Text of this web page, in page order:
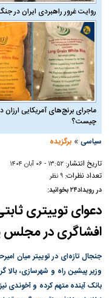
روایت غرور راهبردی ایران در
ماجرای برنج‌های آمریکایی ارزان در
چیست؟
سیاسی »برگزیده
تاریخ انتشار:۱۳:۵۲ - ۰۶ آبان ۱۴۰۴
تعداد نظرات:۹ نظر
در رویداد۲۴ بخوانید:
دعوای توییتری
افشاگری در مجلس
جنجال تازه‌ای در توییتر میان
وزیر پیشین راه و شهرسازی، بالا
بانک آینده متهم کرده و آخوندی